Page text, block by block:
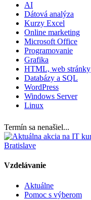
AI
Dátová analýza
Kurzy Excel
Online marketing
Microsoft Office
Programovanie
Grafika
HTML, web stránky
Databázy a SQL
WordPress
Windows Server
Linux
Termín sa nenašiel...
Vzdelávanie
Aktuálne
Pomoc s výberom